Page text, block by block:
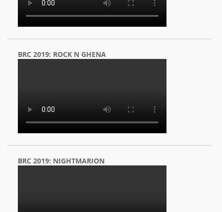
BRC 2019: ROCK N GHENA
BRC 2019: NIGHTMARION